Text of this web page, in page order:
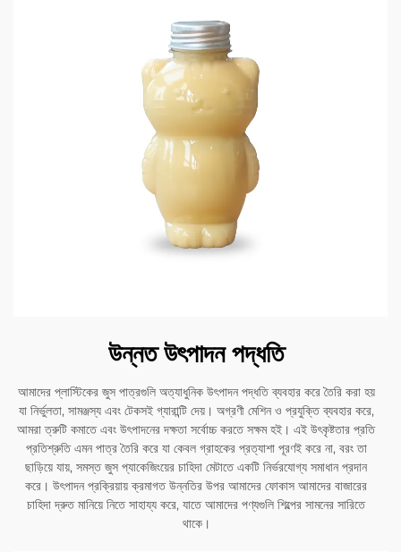
উন্নত উৎপাদন পদ্ধতি
আমাদের প্লাস্টিকের জুস পাত্রগুলি অত্যাধুনিক উৎপাদন পদ্ধতি ব্যবহার করে তৈরি করা হয়
যা নির্ভুলতা, সামঞ্জস্য এবং টেকসই গ্যারান্টি দেয়। অগ্রণী মেশিন ও প্রযুক্তি ব্যবহার করে,
আমরা ত্রুটি কমাতে এবং উৎপাদনের দক্ষতা সর্বোচ্চ করতে সক্ষম হই। এই উৎকৃষ্টতার প্রতি
প্রতিশ্রুতি এমন পাত্র তৈরি করে যা কেবল গ্রাহকের প্রত্যাশা পূরণই করে না, বরং তা
ছাড়িয়ে যায়, সমস্ত জুস প্যাকেজিংয়ের চাহিদা মেটাতে একটি নির্ভরযোগ্য সমাধান প্রদান
করে। উৎপাদন প্রক্রিয়ায় ক্রমাগত উন্নতির উপর আমাদের ফোকাস আমাদের বাজারের
চাহিদা দ্রুত মানিয়ে নিতে সাহায্য করে, যাতে আমাদের পণ্যগুলি শিল্পের সামনের সারিতে
থাকে।